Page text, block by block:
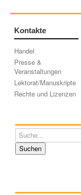
Kontakte
Handel
Presse &
Veranstaltungen
Lektorat/Manuskripte
Rechte und Lizenzen